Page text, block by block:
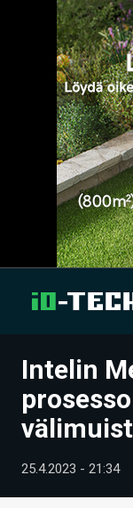
UUTISET
ARTIKKELIT
VIDEOT
TECHBBS
Intelin
25.4.2023 - 21:34